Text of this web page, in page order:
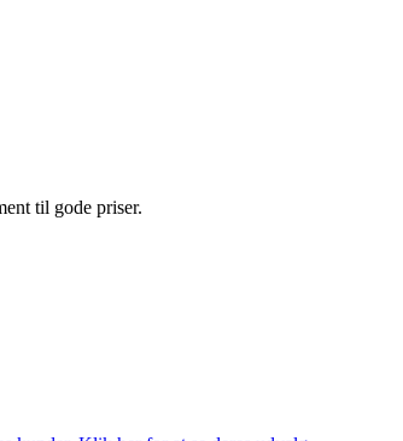
til gode priser.